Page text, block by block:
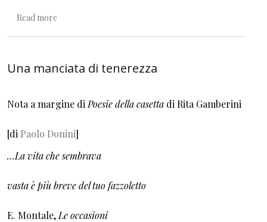
Read more
Una manciata di tenerezza
Nota a margine di Poesie della casetta di Rita Gamberini
[di Paolo Donini]
…La vita che sembrava
vasta è più breve del tuo fazzoletto
E. Montale, Le occasioni